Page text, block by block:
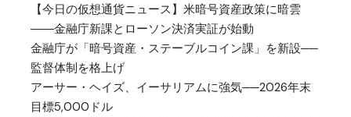
【今日の仮想通貨ニュース】米暗号資産政策に暗雲
――金融庁新課とローソン決済実証が始動
金融庁が「暗号資産・ステーブルコイン課」を新設──
監督体制を格上げ
アーサー・ヘイズ、イーサリアムに強気──2026年末
目標5,000ドル